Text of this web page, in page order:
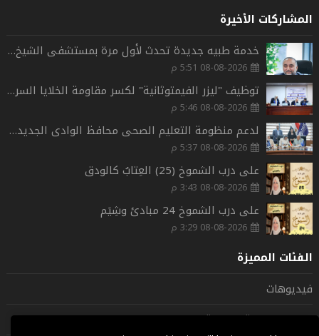
المشاركات الأخيرة
خدمة طبيه جديدة تحدث لأول مرة بمستشفى الشيخ زويد المركزي بشمال سيناء.
08-08-2026 5:51 م
توظيف "ليزر الفيمتوثانية" لكسر مقاومة الخلايا السرطانية وتعزيز كفاءة العلاج الكيميائي
08-08-2026 5:46 م
لدعم منظومة التعليم الصحى محافظ الوادى الجديد توقع تعاقد إنشاء مدرسة تمريض تطبيقية خاصة بالخارجة و تخصيص 12 منحة لأبناء المحافظة بجامعتي بدر بالقاهرة وأسيوط و جاممعة ساكسوني الألمانية
08-08-2026 5:37 م
على درب الشموخ (25) العِتابُ كالودق
08-08-2026 3:43 م
على درب الشموخ 24 مبادئ وشِيَم
08-08-2026 3:29 م
الفئات المميزة
فيديوهات
شخصيات عربية وعالمية